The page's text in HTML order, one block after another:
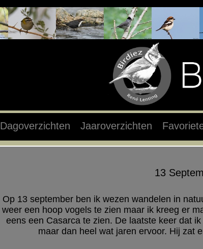
Dagoverzichten Jaaroverzichten
13
Op 13 september ben ik wezen wandelen in
weer een hoop vogels te zien maar ik kreeg er
eens een Casarca te zien. De laatste keer dat
maar dan heel wat jaren ervoor. Hij zat